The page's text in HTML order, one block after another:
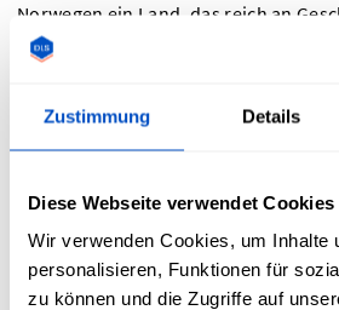
Zustimmung Details
Diese Webseite verwendet Cookies
Wir verwenden Cookies, um Inhalte
personalisieren, Funktionen für
zu können und die Zugriffe auf
Norwegen ein Land, das reich an
dennoch stets weiterentwickelt und
die norwegischen Wurzeln deiner
norwegischen Flagge die perfekte
großartige Option für alle, die ihren
Unsere „Made in Norway“-Etiketten
schön aussehen lässt und langlebig
verfügt über eine horizontale
Nahtzugabe, was das Einnähen in